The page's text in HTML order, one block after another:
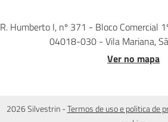
R. Humberto I, nº 371 - Bloco Comercial
04018-030 - Vila Mariana,
Ver no mapa
2026 Silvestrin -Termos de uso e politica de